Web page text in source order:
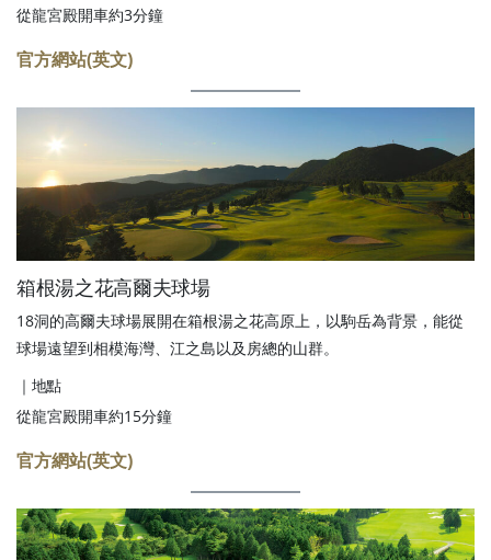
從龍宮殿開車約3分鐘
官方網站(英文)
箱根湯之花高爾夫球場
18洞的高爾夫球場展開在箱根湯之花高原上，以駒岳為背景，能從
球場遠望到相模海灣、江之島以及房總的山群。
｜地點
從龍宮殿開車約15分鐘
官方網站(英文)